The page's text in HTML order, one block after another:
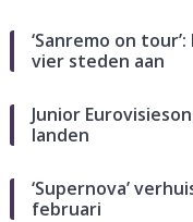
‘Sanremo on
vier steden aan
Junior
landen
‘Supernova’
februari